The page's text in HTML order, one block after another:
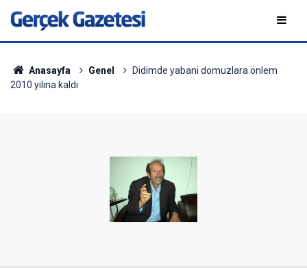
Anasayfa Genel
Didimde yabani domuzlara önlem
2010 yılına kaldı